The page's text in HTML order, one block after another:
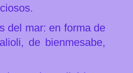
del mar: en forma de
de bienmesabe,